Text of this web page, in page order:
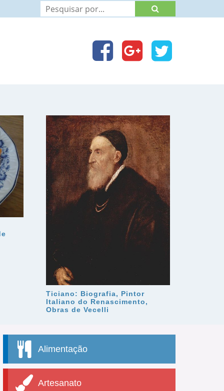
Ticiano: Biografia, Pintor
Italiano do Renascimento,
Obras de Vecelli
Alimentação
Artesanato